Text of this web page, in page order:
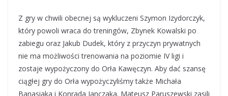
Z gry w chwili obecnej są wykluczeni Szymon Izydorczyk,
który powoli wraca do treningów, Zbynek Kowalski po
zabiegu oraz Jakub Dudek, który z przyczyn prywatnych
nie ma możliwości trenowania na poziomie IV ligi i
zostaje wypożyczony do Orła Kawęczyn. Aby dać szansę
ciągłej gry do Orła wypożyczyliśmy także Michała
Banasiaka i Konrada Janczaka. Mateusz Paruszewski zasili